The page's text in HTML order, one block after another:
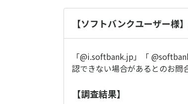
【ソフトバンクユーザー様
「@i.softbank.jp」「
認できない場合があるとのお問
【調査結果】